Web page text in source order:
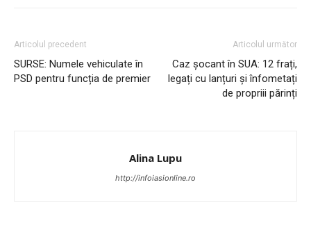
PUBLICĂ GRATUIT ANUNȚUL TĂU!
Publică gratuit anunțul tău!
Articolul precedent
SURSE: Numele vehiculate în
PSD pentru funcția de premier
Articolul următor
Caz șocant în SUA: 12 frați,
legați cu lanțuri și înfometați
de propriii părinți
Alina Lupu
http://infoiasionline.ro